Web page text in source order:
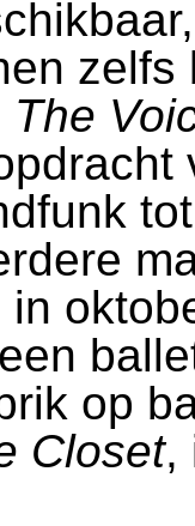
zelfs
The
op
Closet,